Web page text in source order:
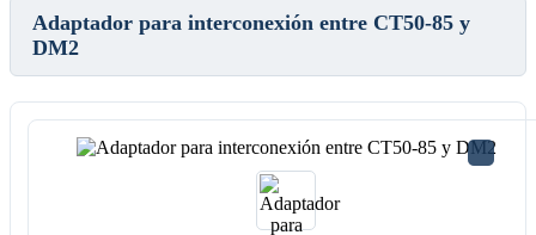
Adaptador para interconexión entre CT50-85 y
DM2